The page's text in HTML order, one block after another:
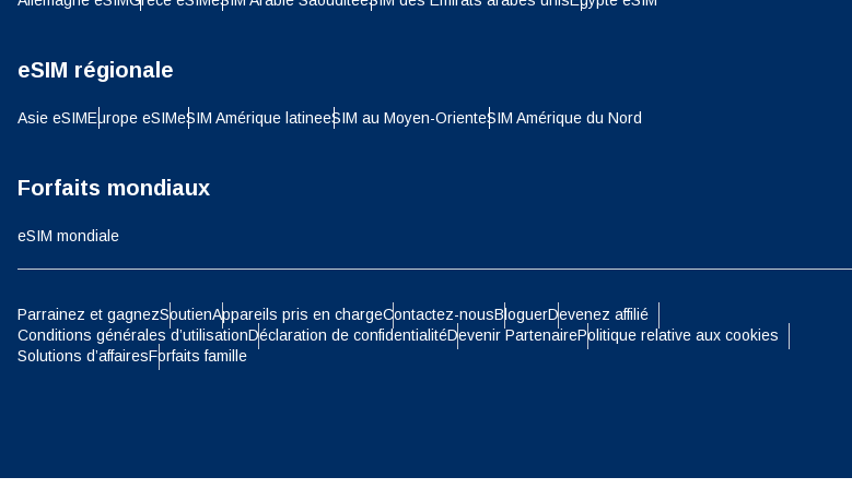
eSIM régionale
Asie eSIMEurope eSIMeSIM Amérique latineeSIM au Moyen-OrienteSIM Amérique du Nord
Forfaits mondiaux
eSIM mondiale
Parrainez et gagnezSoutienAppareils pris en chargeContactez-nousBloguerDevenez affilié
Conditions générales d’utilisationDéclaration de confidentialitéDevenir PartenairePolitique relative aux cookies
Solutions d’affairesForfaits famille
Polski
SGD - Dollar De Singapour
CAD - Dollar Canadien GBP - Livre